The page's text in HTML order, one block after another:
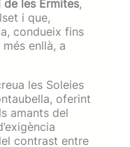
de les Ermites,
i que,
condueix fins
enllà, a
les Soleies
oferint
amants del
contrast entre